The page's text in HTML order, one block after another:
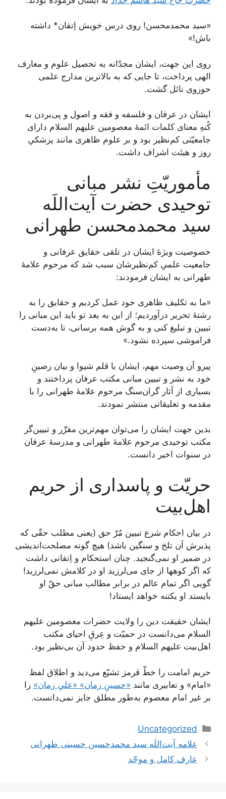
«سید محمدمحسن! روی درس خویش اِتقان* داشته
باش!»
روی این جهت، ایشان مجدّانه به تحصیل علوم و معارف
الهی پرداخت، تا جایی که به بالاترین مدارج علمی
حوزوی نائل گشت.
ایشان در عرفان و فلسفه و فقه و اصول و پى‌‌بردن به
کُنهِ معنای کلمات ائمۀ معصومین علیهم السلام دارای
جامعیّتی کم‌نظیر بود و بر علوم ظاهری مانند پزشکیِ
روز و هیئت اشراف داشت.
مأموریّتِ نشر مبانی
توحیدی حضرت آیت‌اللَه
سید محمدمحسن طهرانی
خصوصیت ویژۀ ایشان در تلقی حقایق عرفانی و
جامعیت علمیِ کم‌نظیرشان سبب شد که مرحوم علامۀ
طهرانی به ایشان فرمودند:
«ما به تكليف ظاهری خود عمل كرديم و حقايق را به
رشتۀ تحرير درآورديم؛ از اين به بعد تو باید اين مبانى را
تبیین و تبليغ كنى و به گوش همه برسانى، تا به‌دست
فراموشى سپرده نشود.»
پیرو آن وصیت مهم، ایشان با قلم شیوا و بیان رصینِ
خود به نشر و تبیین مبانی مکتب عرفان پرداختند و
بسیاری از آثار گران‌سنگ مرحوم علامۀ طهرانی را با
مقدمه و تعلیقاتی منتشر نمودند.
بدین جهت ایشان را می‌توان مهم‌ترین مقرِّر و تبیین‌گر
مکتب توحیدی مرحوم علامۀ طهرانی و مدرسۀ عرفان
در سنوات اخیر دانست.
حریّت و پاسداری از حریم
اهل‌بیت
در بیان احکام شرع تبیین مُرّ حق (یعنی مطلب حقّی که
پذیرش آن تلخ و سنگین باشد) هیچ گونه مصلحت‌اندیشی
در ضمیر او نمی‌گنجید. چنان استحکام و اِتقانی داشت
که اگر کوه‏ها از جاى می‌لرزید او در کلامش نمی‌لرزید!
گویی اگر تمام عالم در برابر مطالب مبانى حقّ او
بایستد او یک‏تنه خواهد ایستاد!
ایشان حقیقت دین را ولایت حضرات معصومین علیهم
السلام می‌دانست در حمیّت و عِرقِ احیای مکتب
اهل‌بیت علیهم السلام و حفظ حدود آن بی‌نظیر بود.
حریم امامت را خطّ قرمز تشیّع می‌دید و اطلاق لفظ
«امام» و تعابیری مانند «حسینِ زمان» «علیِ زمان» را
بر غیر امام معصوم به‌طور مطلق جایز نمی‌دانست.
دسته‌ها
Uncategorized
علامه آیت‌اللَه سید محمدحسین حسینی طهرانی
عارف کامل و موحّد